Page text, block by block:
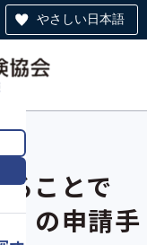
やさしい日本語
ことで
」の申請手